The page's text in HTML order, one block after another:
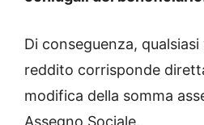
Di conseguenza,
reddito corrisponde
modifica della somma